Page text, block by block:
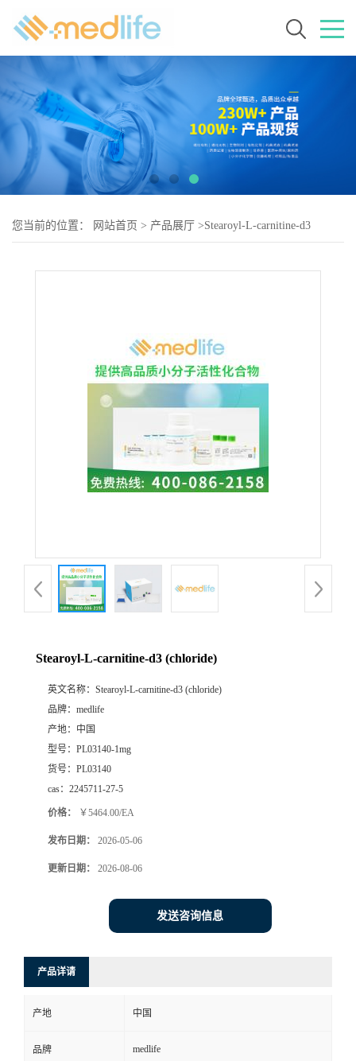
您当前的位置： 网站首页 > 产品展厅 >Stearoyl-L-carnitine-d3
Stearoyl-L-carnitine-d3 (chloride)
英文名称： Stearoyl-L-carnitine-d3 (chloride)
品牌： medlife
产地： 中国
型号： PL03140-1mg
货号： PL03140
cas： 2245711-27-5
价格： ￥5464.00/EA
发布日期： 2026-05-06
更新日期： 2026-08-06
发送咨询信息
产品详请
产地 中国
品牌 medlife